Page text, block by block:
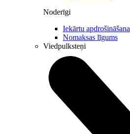
Noderīgi
Iekārtu apdrošināšana
Nomaksas līgums
Viedpulksteņi